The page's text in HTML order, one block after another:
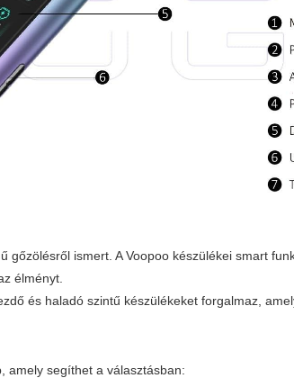
ismert. A Voopoo készülékei smart
élményt.
és haladó szintű készülékeket forgalmaz,
amely segíthet a választásban: